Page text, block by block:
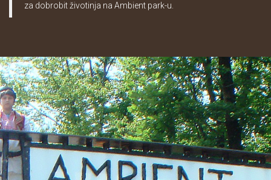
za dobrobit životinja na Ambient park-u.